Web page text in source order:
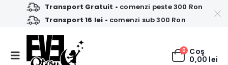
Transport Gratuit • comenzi peste 300 Ron
Transport 16 lei • comenzi sub 300 Ron
0 Coş
0,00 lei